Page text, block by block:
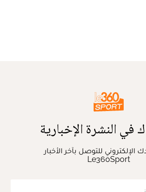
في النشرة الإخبارية
الإلكتروني للتوصل بآخر الأخبار
Le360Sport